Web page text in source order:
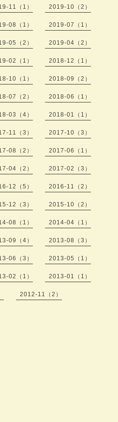
11（1） 2019-10（2）
08（1） 2019-07（1）
05（2） 2019-04（2）
02（1） 2018-12（1）
10（1） 2018-09（2）
07（2） 2018-06（1）
03（4） 2018-01（1）
11（3） 2017-10（3）
08（2） 2017-06（1）
04（2） 2017-02（3）
12（5） 2016-11（2）
12（3） 2015-10（2）
08（1） 2014-04（1）
09（4） 2013-08（3）
06（3） 2013-05（1）
02（1） 2013-01（1）
2012-11（2）